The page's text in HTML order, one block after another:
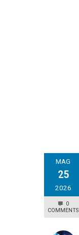
MAG
25
2026
0
COMMENTS